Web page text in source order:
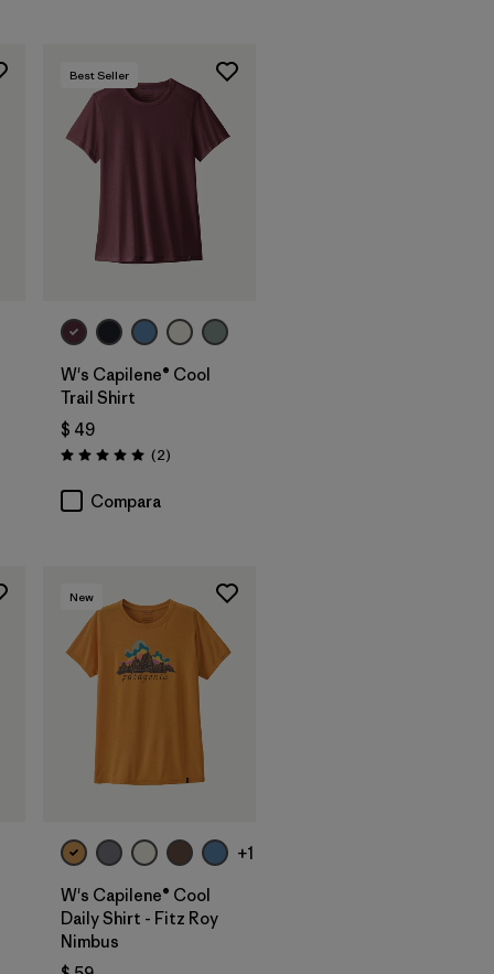
Best Seller
W's Capilene® Cool
Trail Shirt
$ 49
Valoración: 5.0 / 5
(2Comentarios
)
Compara
New
+1
W's Capilene® Cool
Daily Shirt - Fitz Roy
Nimbus